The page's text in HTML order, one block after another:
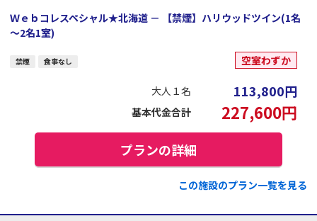
Ｗｅｂコレスペシャル★北海道 － 【禁煙】ハリウッドツイン(1名
～2名1室)
禁煙 食事なし 空室わずか
大人１名 113,800円
基本代金合計 227,600円
プランの詳細
この施設のプラン一覧を見る